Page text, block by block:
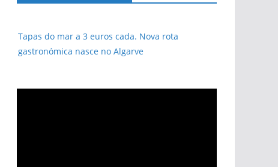
Tapas do mar a 3 euros cada. Nova rota
gastronómica nasce no Algarve